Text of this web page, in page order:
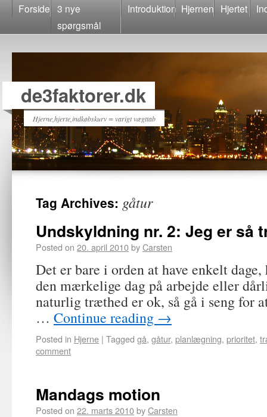
Forside 3 nye
spørgsmål
Introduktion Hjernen Hjertet
de3faktorer.dk
Hjerne,hjerte,indkøbskurv = varigt vægttab
Tag Archives: gåtur
Undskyldning nr. 2: Jeg er så
Posted on 20. april 2010byCarsten
Det er bare i orden at have enkelt
den mærkelige dag på arbejde eller
naturlig træthed er ok, så gå i seng for
… Continue reading →
Posted in Hjerne | Tagged gå, gåtur, planlægning, prioritet,
comment
Mandags motion
Posted on 22. marts 2010byCarsten